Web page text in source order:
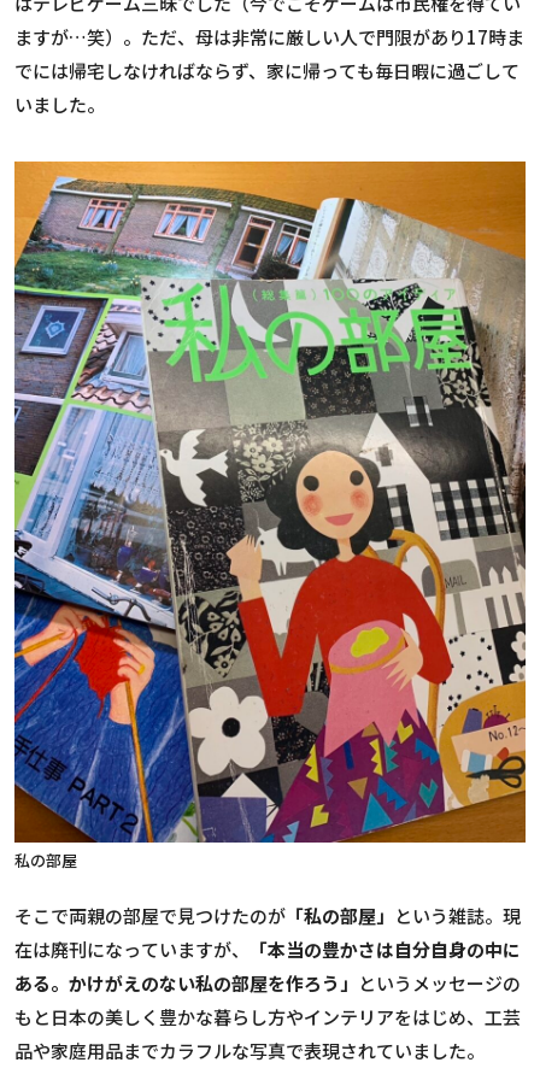
ますが…笑）。ただ、母は非常に厳しい人で門限があり17時ま
でには帰宅しなければならず、家に帰っても毎日暇に過ごして
いました。
私の部屋
そこで両親の部屋で見つけたのが 「私の部屋」 という雑誌。現
在は廃刊になっていますが、
「本当の豊かさは自分自身の中に
ある。かけがえのない私の部屋を作ろう」 というメッセージの
もと日本の美しく豊かな暮らし方やインテリアをはじめ、工芸
品や家庭用品までカラフルな写真で表現されていました。